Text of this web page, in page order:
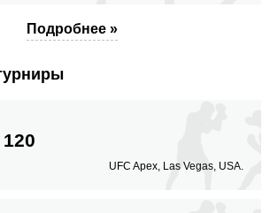
Подробнее »
UFC Apex, Las Vegas, USA.